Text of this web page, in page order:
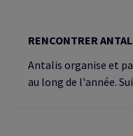
RENCONTRER
Antalis organise et
au long de l'année.